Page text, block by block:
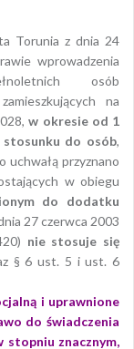
Torunia z dnia 24
wprowadzenia
osób
na
w okresie od 1
do osób,
uchwałą przyznano
w obiegu
do dodatku
27 czerwca 2003
nie stosuje się
§ 6 ust. 5 i ust. 6
i uprawnione
do świadczenia
stopniu znacznym,